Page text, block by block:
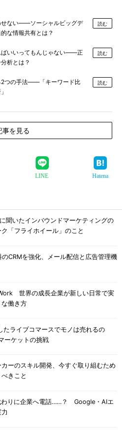
せない――ソーシャルビッグデ
な情報共有とは？
読む
ばいいってもんじゃない――正
析とは？
読む
2つの手法――「キーワード比
読む
事を見る
LINE Hatena
聞いたインバウンドマーケティングの
「フライホイール」のこと
CRMを強化、メール配信と広告管理機
世界の成長企業が新しい日常で実
な働き方
たライブコマースでモノは売れるの
ーケットの挑戦
ーのスキル開発、今すぐ取り組むため
きこと
わりに企業へ電話……？ Google・AIエ